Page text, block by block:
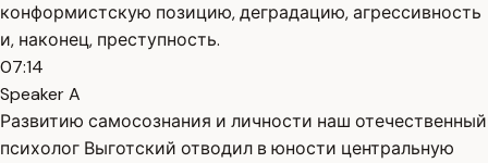
конформистскую позицию, деградацию, агрессивность
и, наконец, преступность.
07:14
Speaker A
Развитию самосознания и личности наш отечественный
психолог Выготский отводил в юности центральную